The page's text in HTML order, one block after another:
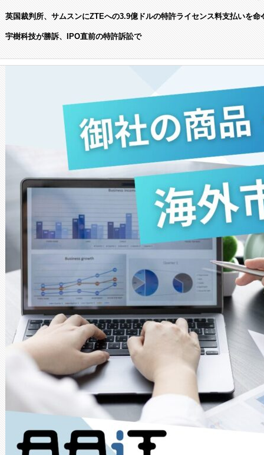
英国裁判所、サムスンにZTEへの3.9億ドルの特許ライセンス料支払いを命
宇樹科技が勝訴、IPO直前の特許訴訟で